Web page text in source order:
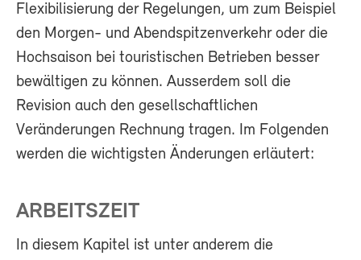
Flexibilisierung der Regelungen, um zum Beispiel
den Morgen- und Abendspitzenverkehr oder die
Hochsaison bei touristischen Betrieben besser
bewältigen zu können. Ausserdem soll die
Revision auch den gesellschaftlichen
Veränderungen Rechnung tragen. Im Folgenden
werden die wichtigsten Änderungen erläutert:
ARBEITSZEIT
In diesem Kapitel ist unter anderem die